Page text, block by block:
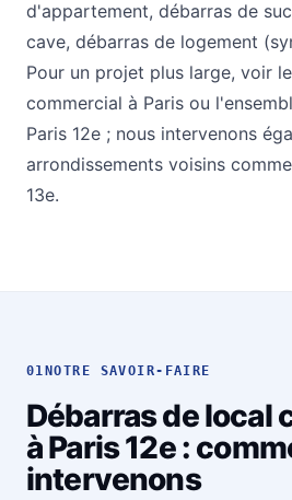
d'appartement, débarras de
cave, débarras de logement
Pour un projet plus large, voir le
commercial à Paris ou
Paris 12e ; nous intervenons
arrondissements voisins comme
13e.
01 NOTRE SAVOIR-FAIRE
Débarras de local
à Paris 12e :
intervenons